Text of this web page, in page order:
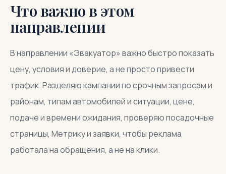
Что важно в этом
направлении
В направлении «Эвакуатор» важно быстро показать
цену, условия и доверие, а не просто привести
трафик. Разделяю кампании по срочным запросам и
районам, типам автомобилей и ситуации, цене,
подаче и времени ожидания, проверяю посадочные
страницы, Метрику и заявки, чтобы реклама
работала на обращения, а не на клики.